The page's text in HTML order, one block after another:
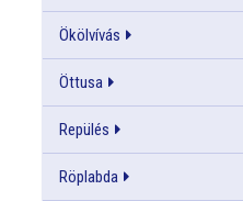
Ökölvívás
Öttusa
Repülés
Röplabda